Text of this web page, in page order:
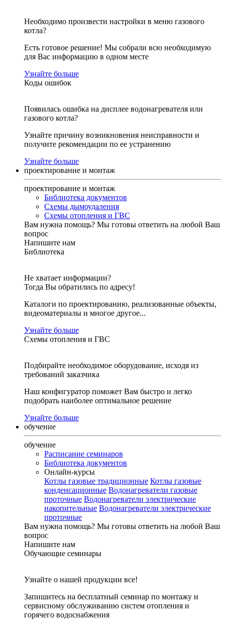
Необходимо произвести настройки в меню газового
котла?
Есть готовое решение! Мы собрали всю необходимую
для Вас информацию в одном месте
Узнайте больше
Коды ошибок
Появилась ошибка на дисплее водонагревателя или
газового котла?
Узнайте причину возникновения неисправности и
получите рекомендации по ее устранению
Узнайте больше
проектирование и монтаж
проектирование и монтаж
Библиотека документов
Схемы дымоудаления
Схемы отопления и ГВС
Вам нужна помощь? Мы готовы ответить на любой Ваш
вопрос
Напишите нам
Библиотека
Не хватает информации?
Тогда Вы обратились по адресу!
Каталоги по проектированию, реализованные объекты,
видеоматериалы и многое другое...
Узнайте больше
Схемы отопления и ГВС
Подбирайте необходимое оборудование, исходя из
требований заказчика
Наш конфигуратор поможет Вам быстро и легко
подобрать наиболее оптимальное решение
Узнайте больше
обучение
обучение
Расписание семинаров
Библиотека документов
Онлайн-курсы
Котлы газовые традиционные Котлы газовые
конденсационные Водонагреватели газовые
проточные Водонагреватели электрические
накопительные Водонагреватели электрические
проточные
Вам нужна помощь? Мы готовы ответить на любой Ваш
вопрос
Напишите нам
Обучающие семинары
Узнайте о нашей продукции все!
Запишитесь на бесплатный семинар по монтажу и
сервисному обслуживанию систем отопления и
горячего водоснабжения